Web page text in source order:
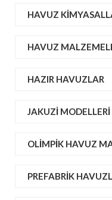
HAVUZ
HAVUZ
HAZIR HAVUZLAR
JAKUZI MODELLERI
OLIMPIK HAVUZ
PREFABRIK